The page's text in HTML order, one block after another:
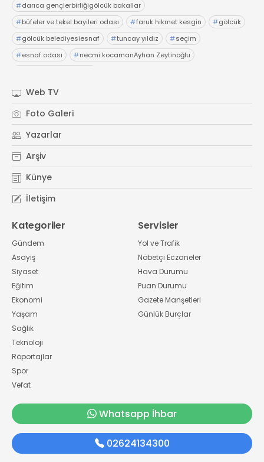
#darıca gençlerbirliğigölcük bakallar
#büfeler ve tekel bayileri odası #faruk hikmet kesgin #gölcük
#gölcük belediyesiesnaf #tuncay yıldız #seçim
#esnaf odası #necmi kocamanAyhan Zeytinoğlu
Web TV
Foto Galeri
Yazarlar
Arşiv
Künye
İletişim
Kategoriler
Gündem
Asayiş
Siyaset
Eğitim
Ekonomi
Yaşam
Sağlık
Teknoloji
Röportajlar
Spor
Vefat
Servisler
Yol ve Trafik
Nöbetçi Eczaneler
Hava Durumu
Puan Durumu
Gazete Manşetleri
Günlük Burçlar
Whatsapp İhbar
02624134300